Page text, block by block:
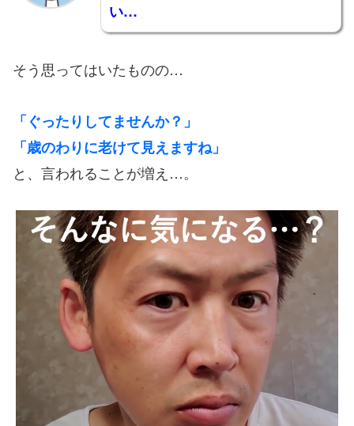
い…
そう思ってはいたものの…
「ぐったりしてませんか？」
「歳のわりに老けて見えますね」
と、言われることが増え…。